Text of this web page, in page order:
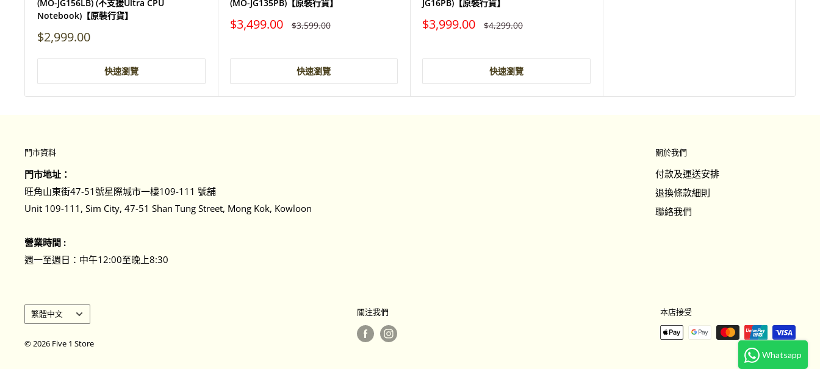
(MO-JG156LB) (不支援Ultra CPU
Notebook)【原裝行貨】
特
$2,999.00
快速瀏覽
(MO-JG135PB)【原裝行貨】
特
$3,499.00 原
$3,599.00
快速瀏覽
JG16PB)【原裝行貨】
特
$3,999.00 原
$4,299.00
快速瀏覽
門市資料
門市地址：
旺角山東街47-51號星際城市一樓109-111 號舖
Unit 109-111, Sim City, 47-51 Shan Tung Street, Mong Kok, Kowloon
營業時間 :
週一至週日：中午12:00至晚上8:30
關於我們
付款及運送安排
退換條款細則
聯絡我們
語
言
｜
繁體中文
© 2026 Five 1 Store
關注我們 本店接受
Whatsapp